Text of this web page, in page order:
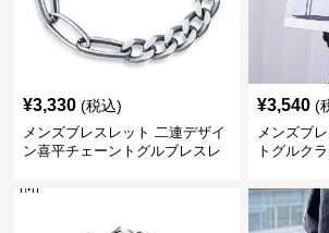
¥3,330 (税込)
メンズブレスレット 二連デザイ
ン喜平チェーントグルブレスレ
¥3,540 (
メンズブ
トグルク